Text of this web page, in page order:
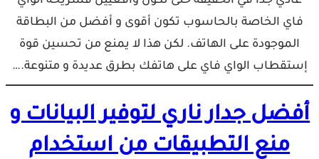
فاي الخاصة بالحاسوب تكون أقوى و أفضل من البطاقة
الموجودة على الهاتف. لكن هذا لا يمنع من تحسين قوة
إستقطاب الواي فاي على هاتفك بطرق عديدة و متنوعة.…
أفضل جدار ناري لتوفير البيانات و
منع التطبيقات من استخدام